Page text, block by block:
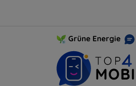
Grüne Energie